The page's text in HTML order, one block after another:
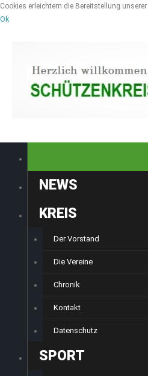
Cookies erleichtern die Bereitstellung
Ok
NEWS
KREIS
Der Vorstand
Die Vereine
Chronik
Kontakt
Datenschutz
SPORT